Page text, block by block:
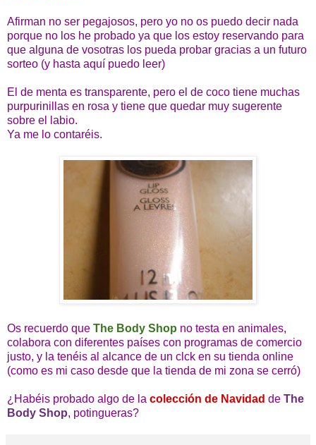
Afirman no ser pegajosos, pero yo no os puedo decir nada
porque no los he probado ya que los estoy reservando para
que alguna de vosotras los pueda probar gracias a un futuro
sorteo (y hasta aquí puedo leer)
El de menta es transparente, pero el de coco tiene muchas
purpurinillas en rosa y tiene que quedar muy sugerente
sobre el labio.
Ya me lo contaréis.
Os recuerdo que The Body Shop no testa en animales,
colabora con diferentes países con programas de comercio
justo, y la tenéis al alcance de un clck en su tienda online
(como es mi caso desde que la tienda de mi zona se cerró)
¿Habéis probado algo de la colección de Navidad de The
Body Shop, potingueras?